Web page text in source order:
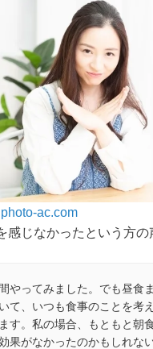
ac.com
感じなかったという方の
やってみました。でも昼食
て、いつも食事のことを考
す。私の場合、もともと朝
果がなかったのかもしれな